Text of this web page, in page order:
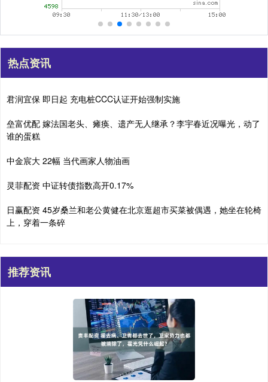
热点资讯
君润宜保 即日起 充电桩CCC认证开始强制实施
垒富优配 嫁法国老头、瘫痪、遗产无人继承？李宇春近况曝光，动了
谁的蛋糕
中金宸大 22幅 当代画家人物油画
灵菲配资 中证转债指数高开0.17%
日赢配资 45岁桑兰和老公黄健在北京逛超市买菜被偶遇，她坐在轮椅
上，穿着一条碎
推荐资讯